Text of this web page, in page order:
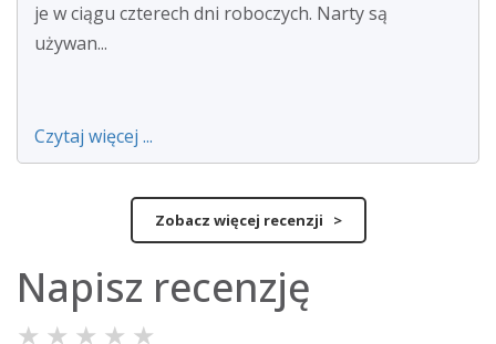
je w ciągu czterech dni roboczych. Narty są
używan...
Czytaj więcej ...
Zobacz więcej recenzji >
Napisz recenzję
★ ★ ★ ★ ★